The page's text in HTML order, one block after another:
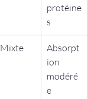
protéine
s
Mixte
Absorpt
ion
modéré
e